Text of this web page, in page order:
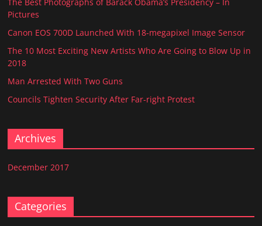
Pictures
Canon EOS 700D Launched With 18-megapixel Image Sensor
The 10 Most Exciting New Artists Who Are Going to Blow Up in
2018
Man Arrested With Two Guns
Councils Tighten Security After Far-right Protest
Archives
December 2017
Categories